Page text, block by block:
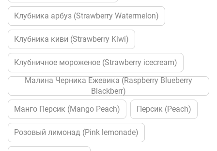
Клубника арбуз (Strawberry Watermelon)
Клубника киви (Strawberry Kiwi)
Клубничное мороженое (Strawberry icecream)
Малина Черника Ежевика (Raspberry Blueberry
Blackberr)
Манго Персик (Mango Peach)
Персик (Peach)
Розовый лимонад (Pink lemonade)